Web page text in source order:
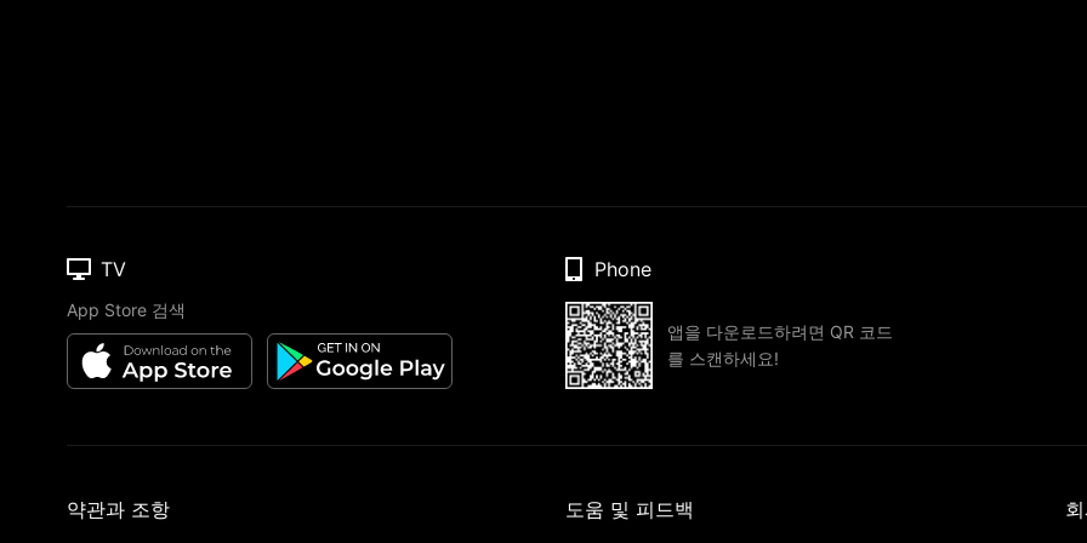
TV
App Store 검색
Phone
앱을 다운로드하려면 QR 코드
를 스캔하세요!
약관과 조항 도움 및 피드백